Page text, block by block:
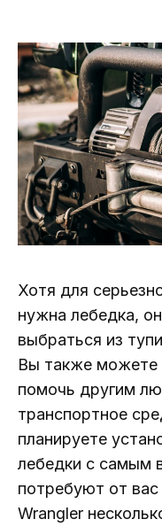
Хотя для
нужна лебедка,
выбраться из
Вы также можете
помочь другим
транспортное
планируете
лебедки с самым
потребуют от
Wrangler